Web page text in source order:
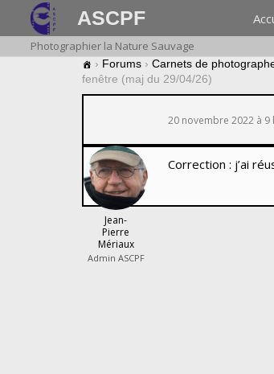
ASCPF
Photographier la Nature Sauvage
› Forums › Carnets de
fenêtre (maj du 29/04/26)
20 novembre 2022 à 9
Jean-
Pierre
Mériaux
Admin ASCPF
Correction : j’ai